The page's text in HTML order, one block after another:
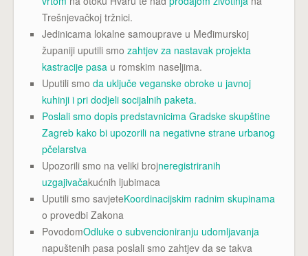
Trešnjevačkoj tržnici.
Jedinicama lokalne samouprave u Međimurskoj
županiji uputili smo zahtjev za nastavak projekta
kastracije pasa u romskim naseljima.
Uputili smo da uključe veganske obroke u javnoj
kuhinji i pri dodjeli socijalnih paketa.
Poslali smo dopis predstavnicima Gradske skupštine
Zagreb kako bi upozorili na negativne strane urbanog
pčelarstva
Upozorili smo na veliki brojneregistriranih
uzgajivačakućnih ljubimaca
Uputili smo savjeteKoordinacijskim radnim skupinama
o provedbi Zakona
PovodomOdluke o subvencioniranju udomljavanja
napuštenih pasa poslali smo zahtjev da se takva